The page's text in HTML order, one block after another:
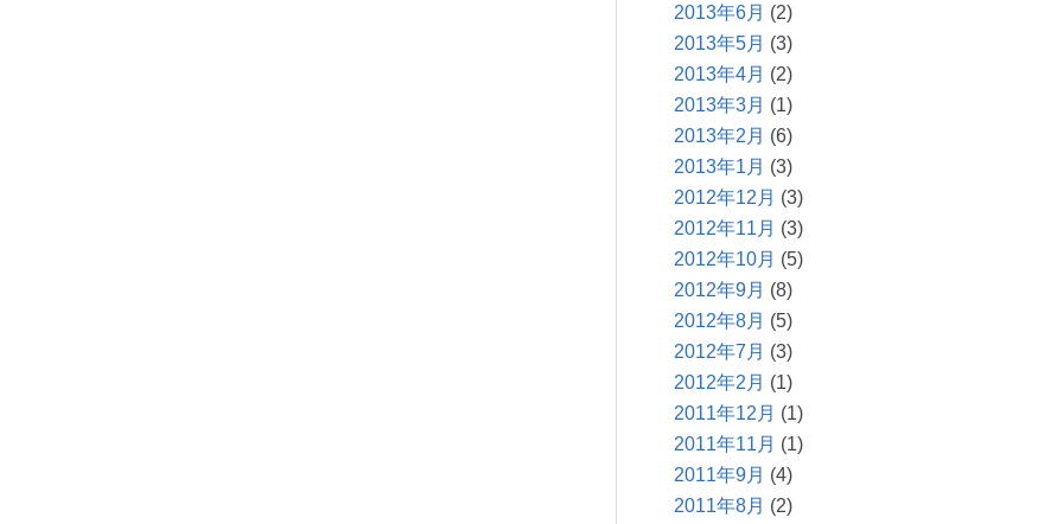
2013年6月 (2)
2013年5月 (3)
2013年4月 (2)
2013年3月 (1)
2013年2月 (6)
2013年1月 (3)
2012年12月 (3)
2012年11月 (3)
2012年10月 (5)
2012年9月 (8)
2012年8月 (5)
2012年7月 (3)
2012年2月 (1)
2011年12月 (1)
2011年11月 (1)
2011年9月 (4)
2011年8月 (2)